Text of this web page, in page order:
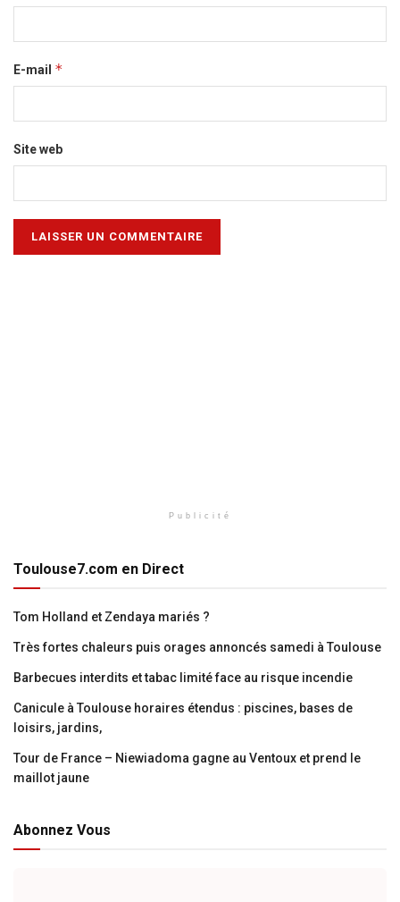
E-mail *
Site web
Publicité
Toulouse7.com en Direct
Tom Holland et Zendaya mariés ?
Très fortes chaleurs puis orages annoncés samedi à Toulouse
Barbecues interdits et tabac limité face au risque incendie
Canicule à Toulouse horaires étendus : piscines, bases de
loisirs, jardins,
Tour de France – Niewiadoma gagne au Ventoux et prend le
maillot jaune
Abonnez Vous